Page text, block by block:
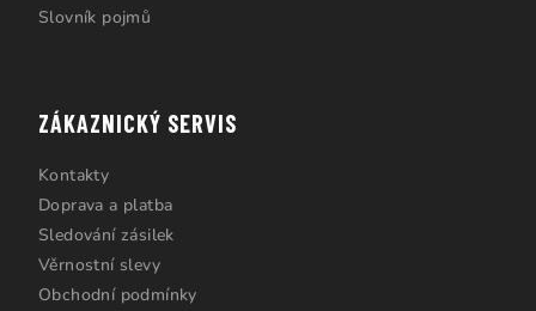
Slovník pojmů
ZÁKAZNICKÝ SERVIS
Kontakty
Doprava a platba
Sledování zásilek
Věrnostní slevy
Obchodní podmínky